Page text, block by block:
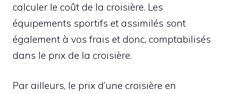
calculer le coût de la croisière. Les
équipements sportifs et assimilés sont
également à vos frais et donc, comptabilisés
dans le prix de la croisière.
Par ailleurs, le prix d’une croisière en